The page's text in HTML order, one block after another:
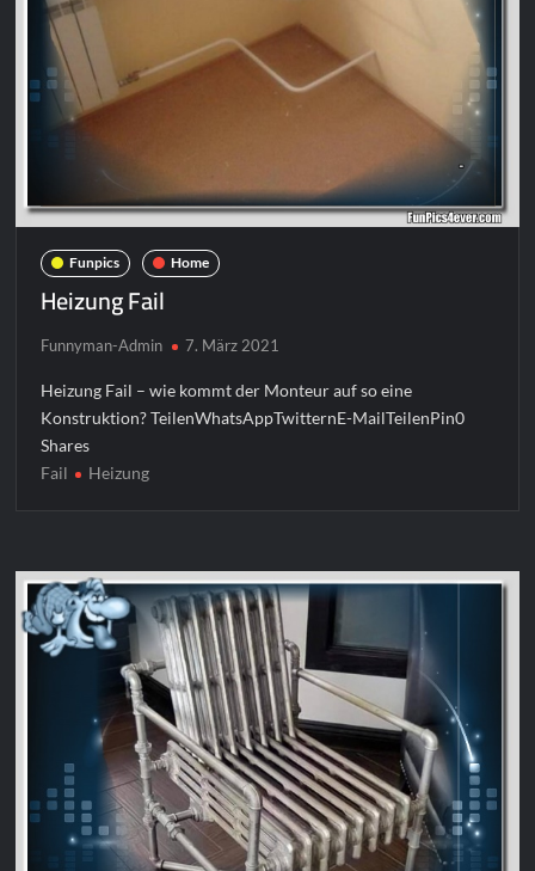
Funpics Home
Heizung Fail
Funnyman-Admin 7. März 2021
Heizung Fail – wie kommt der Monteur auf so eine
Konstruktion? TeilenWhatsAppTwitternE-MailTeilenPin0
Shares
Fail
Heizung